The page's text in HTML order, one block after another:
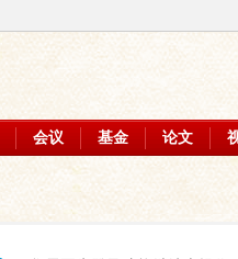
会议 基金 论文